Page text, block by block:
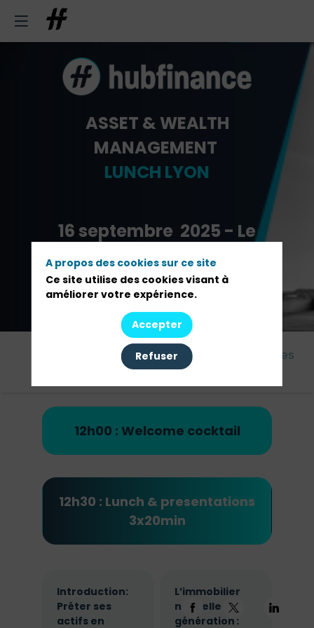
ASSET & WEALTH
MANAGEMENT
LUNCH LYON
16 septembre 2025 - Le
Cercle de l'Union
Pré-inscription
Agenda IntervenantsPartenaires
12h00 : Welcome cocktail
12h30 : Lunch & presentations
3x20min
Introduction:
Prêter ses
actifs en
L’immobilier
nouvelle
génération :
A propos des cookies sur ce site
Ce site utilise des cookies visant à
améliorer votre expérience.
Accepter
Refuser